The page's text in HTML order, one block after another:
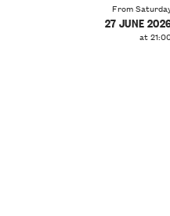
From
27 JUNE
at